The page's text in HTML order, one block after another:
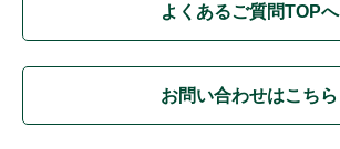
よくあるご質問TOPへ
お問い合わせはこちら